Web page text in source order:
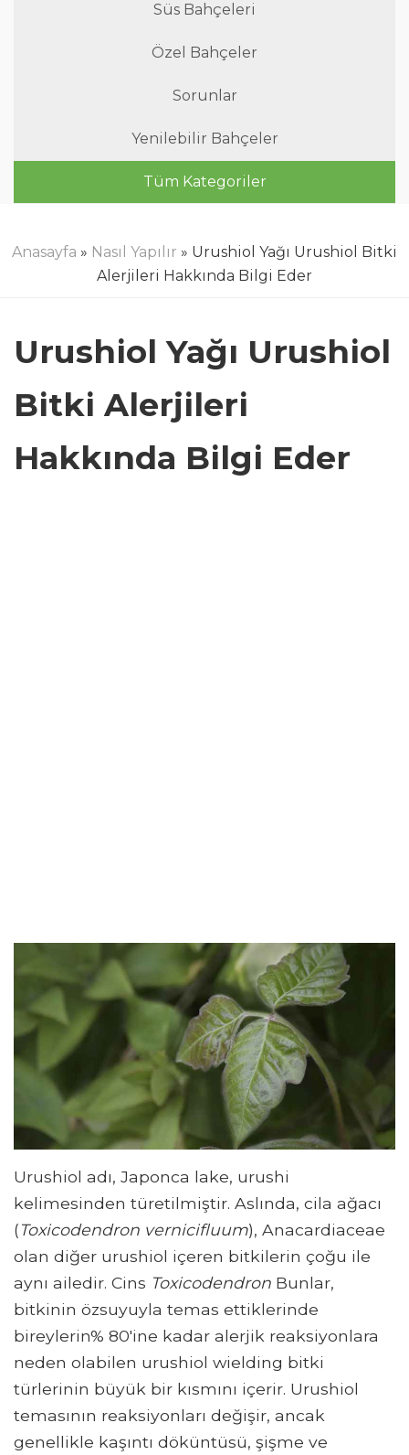
Süs Bahçeleri
Özel Bahçeler
Sorunlar
Yenilebilir Bahçeler
Tüm Kategoriler
Anasayfa » Nasıl Yapılır » Urushiol Yağı Urushiol Bitki
Alerjileri Hakkında Bilgi Eder
Urushiol Yağı Urushiol
Bitki Alerjileri
Hakkında Bilgi Eder
Urushiol adı, Japonca lake, urushi
kelimesinden türetilmiştir. Aslında, cila ağacı
(Toxicodendron vernicifluum), Anacardiaceae
olan diğer urushiol içeren bitkilerin çoğu ile
aynı ailedir. Cins Toxicodendron Bunlar,
bitkinin özsuyuyla temas ettiklerinde
bireylerin% 80'ine kadar alerjik reaksiyonlara
neden olabilen urushiol wielding bitki
türlerinin büyük bir kısmını içerir. Urushiol
temasının reaksiyonları değişir, ancak
genellikle kaşıntı döküntüsü, şişme ve